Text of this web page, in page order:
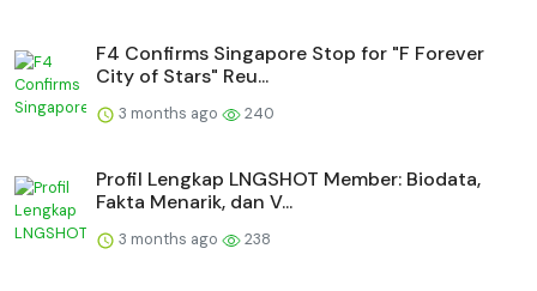
F4 Confirms Singapore Stop for "F Forever
City of Stars" Reu...
3 months ago 240
Profil Lengkap LNGSHOT Member: Biodata,
Fakta Menarik, dan V...
3 months ago 238